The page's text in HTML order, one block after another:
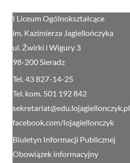
I Liceum Ogólnokształcące
im. Kazimierza Jagiellończyka
ul. Żwirki i Wigury 3
98-200 Sieradz
Tel. 43 827-14-25
Tel. kom. 501 192 842
sekretariat@edu.lojagiellonczyk.pl
facebook.com/lojagiellonczyk
Biuletyn Informacji Publicznej
Obowiązek informacyjny